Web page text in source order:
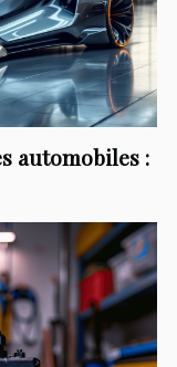
automobiles :